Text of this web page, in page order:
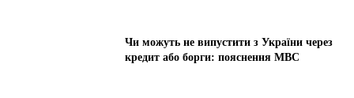
Чи можуть не випустити з України через
кредит або борги: пояснення МВС